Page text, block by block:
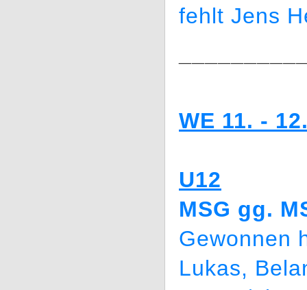
fehlt Jens
WE 11. -
U12
MSG gg.
Gewonnen
Lukas,